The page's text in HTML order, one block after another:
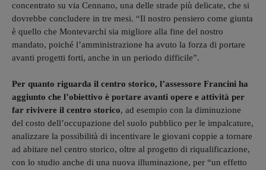
concentrato su via Cennano, una delle strade più delicate, che si
dovrebbe concludere in tre mesi. “Il nostro pensiero come giunta
è quello che Montevarchi sia migliore alla fine del nostro
mandato, poiché l’amministrazione ha avuto la forza di portare
avanti progetti forti, anche in un periodo difficile”.
Per quanto riguarda il centro storico, l’assessore Francini ha
aggiunto che l’obiettivo è portare avanti opere e attività per
far rivivere il centro storico, ad esempio con la diminuzione
del costo dell’occupazione del suolo pubblico per le impalcature,
analizzare la possibilità di incentivare le giovani coppie a tornare
ad abitare nel centro storico, oltre al progetto di riqualificazione,
con lo studio anche di una nuova illuminazione, per “un effetto